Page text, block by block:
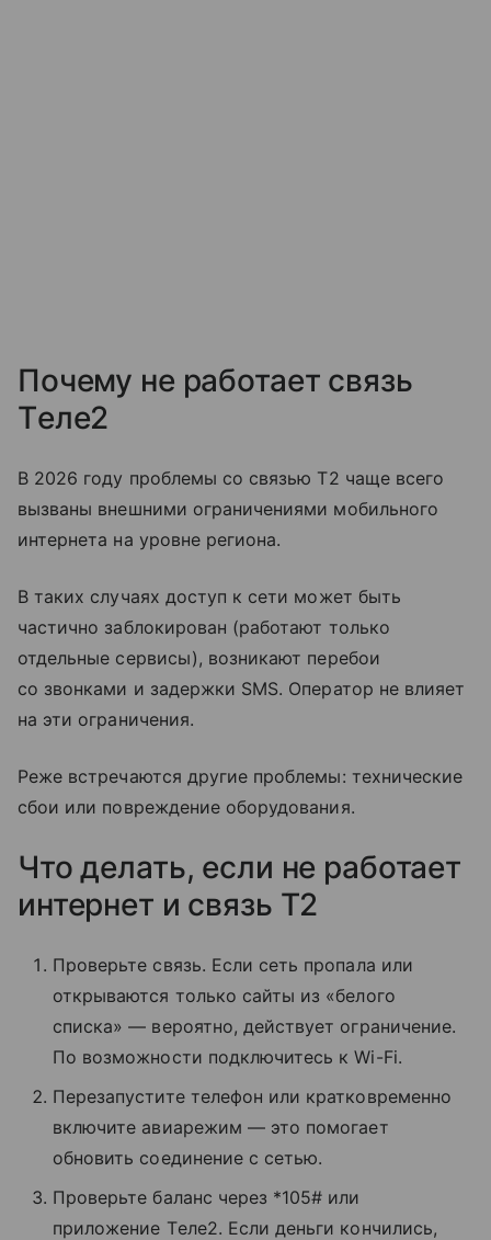
Почему не работает связь
Tеле2
В 2026 году проблемы со связью T2 чаще всего
вызваны внешними ограничениями мобильного
интернета на уровне региона.
В таких случаях доступ к сети может быть
частично заблокирован (работают только
отдельные сервисы), возникают перебои
со звонками и задержки SMS. Оператор не влияет
на эти ограничения.
Реже встречаются другие проблемы: технические
сбои или повреждение оборудования.
Что делать, если не работает
интернет и связь T2
Проверьте связь. Если сеть пропала или
открываются только сайты из «белого
списка» — вероятно, действует ограничение.
По возможности подключитесь к Wi-Fi.
Перезапустите телефон или кратковременно
включите авиарежим — это помогает
обновить соединение с сетью.
Проверьте баланс через *105# или
приложение Tеле2. Если деньги кончились,